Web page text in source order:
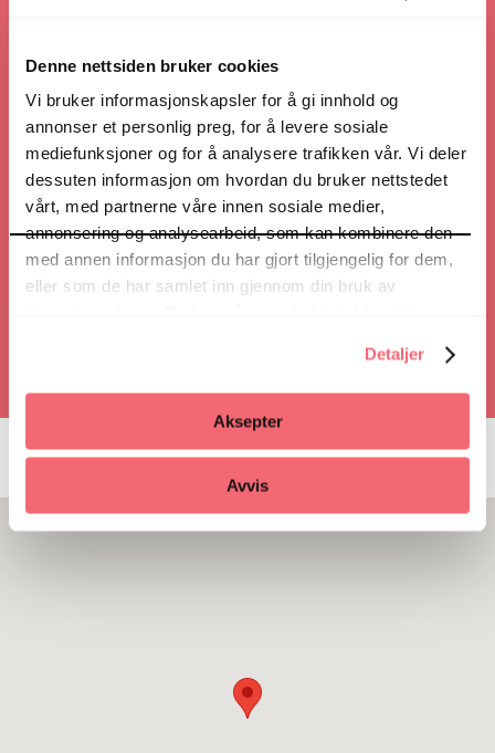
Denne nettsiden bruker cookies
Vi bruker informasjonskapsler for å gi innhold og
annonser et personlig preg, for å levere sosiale
mediefunksjoner og for å analysere trafikken vår. Vi deler
dessuten informasjon om hvordan du bruker nettstedet
vårt, med partnerne våre innen sosiale medier,
annonsering og analysearbeid, som kan kombinere den
med annen informasjon du har gjort tilgjengelig for dem,
eller som de har samlet inn gjennom din bruk av
Detaljer
Aksepter
Avvis
Nettsted
Veibeskrivelse
Ring